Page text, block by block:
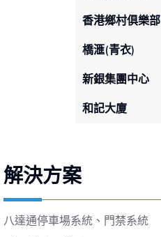
香港鄉村俱樂部
橋滙(青衣)
新銀集團中心
和記大廈
解決方案
八達通停車場系統、門禁系統